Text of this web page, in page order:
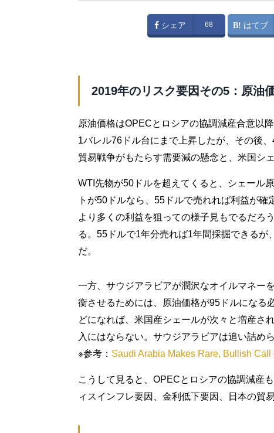
シェア 68 はてブ
2019年のリスク要因その5：原油
原油価格はOPECとロシアの協調減産合意以
1バレル76ドル台にまで上昇したが、その後
貿易戦争がもたらす需要減の懸念と、米国シ
WTI先物が50ドルを超えてくると、シェール
トが50ドルなら、55ドルで売れれば利益が
より多くの利益を狙っての様子見もでるだろ
る。55ドルで1年分売れば1年間採掘できる
だ。
一方、サウジアラビアが潤沢なオイルマネー
衡させるためには、原油価格が95ドルになる
どになれば、米国産シェールが次々と増産さ
入にはならない。サウジアラビアは追い詰め
※参考： Saudi Arabia Makes Rare, Bullish
こうして見ると、OPECとロシアの協調減産
ィスインフレ要因、金利低下要因、日本の貿